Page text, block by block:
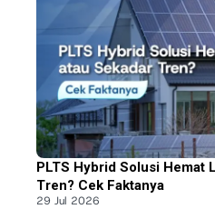
PLTS Hybrid Solusi Hemat
Tren? Cek Faktanya
29 Jul 2026